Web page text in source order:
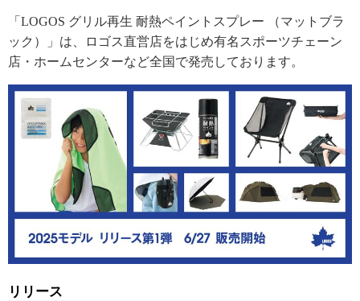
「LOGOS グリル再生 耐熱ペイントスプレー （マットブラ
ック）」は、ロゴス直営店をはじめ有名スポーツチェーン
店・ホームセンターなど全国で発売しております。
リリース